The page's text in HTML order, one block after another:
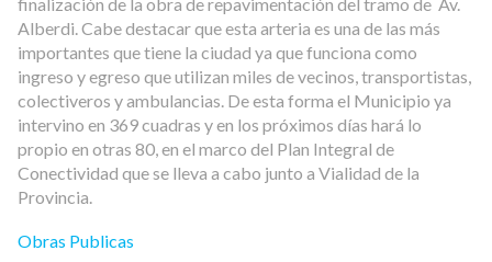
Alberdi. Cabe destacar que esta arteria es una de las más
importantes que tiene la ciudad ya que funciona como
ingreso y egreso que utilizan miles de vecinos, transportistas,
colectiveros y ambulancias. De esta forma el Municipio ya
intervino en 369 cuadras y en los próximos días hará lo
propio en otras 80, en el marco del Plan Integral de
Conectividad que se lleva a cabo junto a Vialidad de la
Provincia.
Obras Publicas